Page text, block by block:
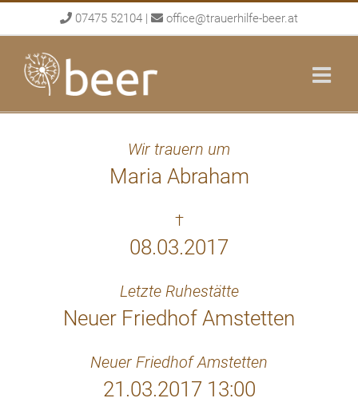
to
content
07475 52104 | office@trauerhilfe-beer.at
Wir trauern um
Maria Abraham
†
08.03.2017
Letzte Ruhestätte
Neuer Friedhof Amstetten
Neuer Friedhof Amstetten
21.03.2017 13:00